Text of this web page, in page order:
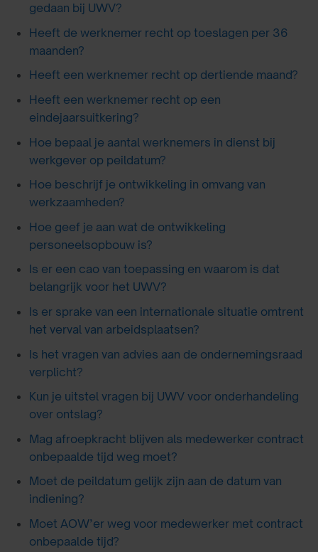
gedaan bij UWV?
Heeft de werknemer recht op toeslagen per 36
maanden?
Heeft een werknemer recht op dertiende maand?
Heeft een werknemer recht op een
eindejaarsuitkering?
Hoe bepaal je aantal werknemers in dienst bij
werkgever op peildatum?
Hoe beschrijf je ontwikkeling in omvang van
werkzaamheden?
Hoe geef je aan wat de ontwikkeling
personeelsopbouw is?
Is er een cao van toepassing en waarom is dat
belangrijk voor het UWV?
Is er sprake van een internationale situatie omtrent
het verval van arbeidsplaatsen?
Is het vragen van advies aan de ondernemingsraad
verplicht?
Kun je uitstel vragen bij UWV voor onderhandeling
over ontslag?
Mag afroepkracht blijven als medewerker contract
onbepaalde tijd weg moet?
Moet de peildatum gelijk zijn aan de datum van
indiening?
Moet AOW’er weg voor medewerker met contract
onbepaalde tijd?